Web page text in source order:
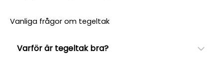
Vanliga frågor om tegeltak
Varför är tegeltak bra?